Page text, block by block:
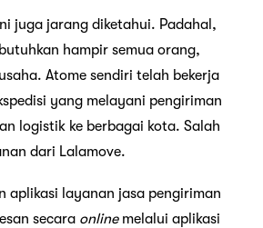
juga jarang diketahui. Padahal,
hampir semua orang,
Atome sendiri telah bekerja
yang melayani pengiriman
logistik ke berbagai kota. Salah
dari Lalamove.
aplikasi layanan jasa pengiriman
secara online melalui aplikasi